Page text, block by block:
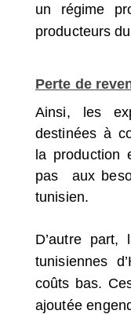
un régime
producteurs
Perte de
Ainsi, les
destinées à
la production
pas
aux
tunisien.
D’autre part,
tunisiennes
coûts bas.
ajoutée